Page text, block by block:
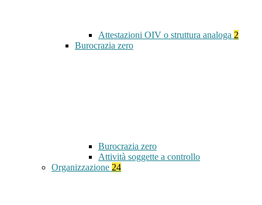
Attestazioni OIV o struttura analoga 2
Burocrazia zero
Burocrazia zero
Attività soggette a controllo
Organizzazione 24